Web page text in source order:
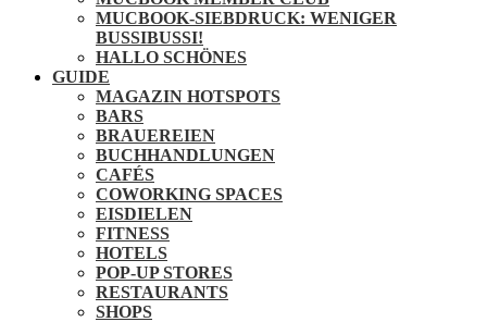
MUCBOOK-SIEBDRUCK: WENIGER
BUSSIBUSSI!
HALLO SCHÖNES
GUIDE
MAGAZIN HOTSPOTS
BARS
BRAUEREIEN
BUCHHANDLUNGEN
CAFÉS
COWORKING SPACES
EISDIELEN
FITNESS
HOTELS
POP-UP STORES
RESTAURANTS
SHOPS